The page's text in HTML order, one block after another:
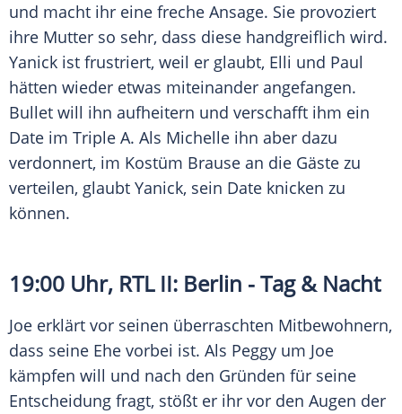
und macht ihr eine freche Ansage. Sie provoziert
ihre Mutter so sehr, dass diese handgreiflich wird.
Yanick ist frustriert, weil er glaubt, Elli und Paul
hätten wieder etwas miteinander angefangen.
Bullet will ihn aufheitern und verschafft ihm ein
Date im Triple A. Als Michelle ihn aber dazu
verdonnert, im Kostüm Brause an die Gäste zu
verteilen, glaubt Yanick, sein Date knicken zu
können.
19:00 Uhr, RTL II: Berlin - Tag & Nacht
Joe erklärt vor seinen überraschten Mitbewohnern,
dass seine Ehe vorbei ist. Als Peggy um Joe
kämpfen will und nach den Gründen für seine
Entscheidung fragt, stößt er ihr vor den Augen der